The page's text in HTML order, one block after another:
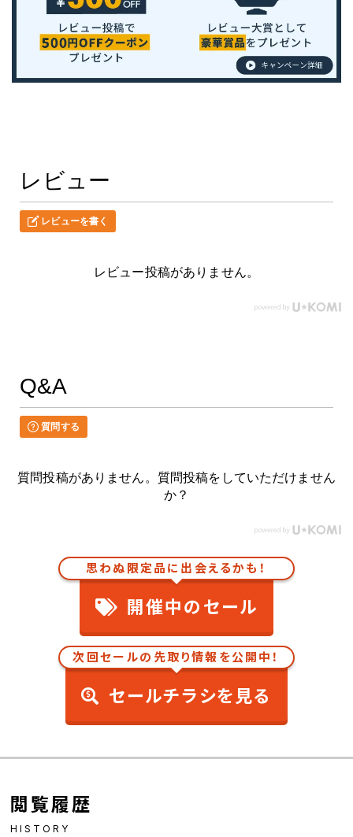
レビュー
レビューを書く
レビュー投稿がありません。
Q&A
質問する
質問投稿がありません。質問投稿をしていただけません
か？
思わぬ限定品に出会えるかも！
開催中のセール
次回セールの先取り情報を公開中！
セールチラシを見る
閲覧履歴
HISTORY